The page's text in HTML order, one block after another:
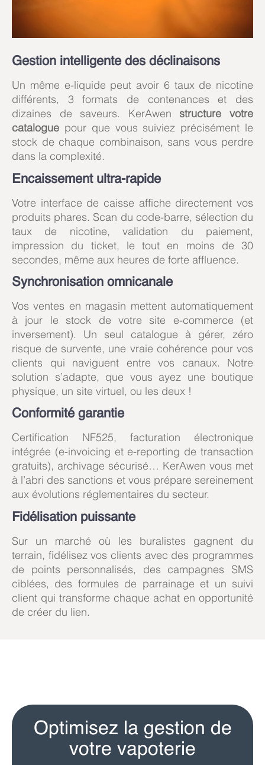
Gestion intelligente des déclinaisons
Un même e-liquide peut avoir 6 taux de nicotine
différents, 3 formats de contenances et des
dizaines de saveurs. KerAwen structure votre
catalogue pour que vous suiviez précisément le
stock de chaque combinaison, sans vous perdre
dans la complexité.
Encaissement ultra-rapide
Votre interface de caisse affiche directement vos
produits phares. Scan du code-barre, sélection du
taux de nicotine, validation du paiement,
impression du ticket, le tout en moins de 30
secondes, même aux heures de forte affluence.
Synchronisation omnicanale
Vos ventes en magasin mettent automatiquement
à jour le stock de votre site e-commerce (et
inversement). Un seul catalogue à gérer, zéro
risque de survente, une vraie cohérence pour vos
clients qui naviguent entre vos canaux. Notre
solution s’adapte, que vous ayez une boutique
physique, un site virtuel, ou les deux !
Conformité garantie
Certification NF525, facturation électronique
intégrée (e-invoicing et e-reporting de transaction
gratuits), archivage sécurisé… KerAwen vous met
à l’abri des sanctions et vous prépare sereinement
aux évolutions réglementaires du secteur.
Fidélisation puissante
Sur un marché où les buralistes gagnent du
terrain, fidélisez vos clients avec des programmes
de points personnalisés, des campagnes SMS
ciblées, des formules de parrainage et un suivi
client qui transforme chaque achat en opportunité
de créer du lien.
Optimisez la gestion de
votre vapoterie